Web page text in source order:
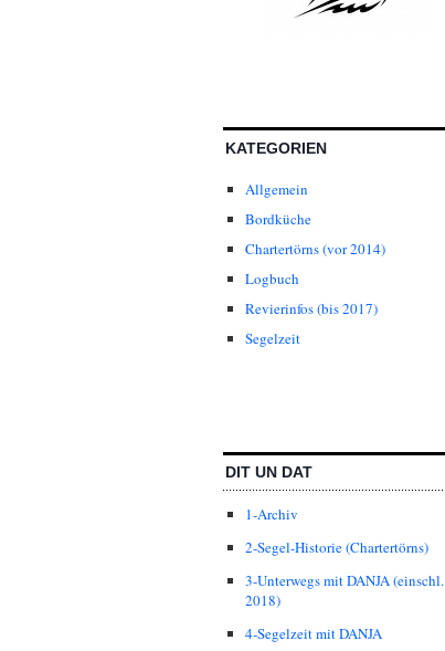
KATEGORIEN
Allgemein
Bordküche
Chartertörns (vor 2014)
Logbuch
Revierinfos (bis 2017)
Segelzeit
DIT UN DAT
1-Archiv
2-Segel-Historie (Chartertörns)
3-Unterwegs mit DANJA (einschl.
2018)
4-Segelzeit mit DANJA